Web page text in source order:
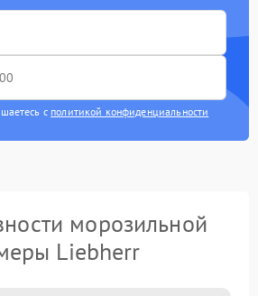
с политикой конфиденциальности
морозильной
Liebherr